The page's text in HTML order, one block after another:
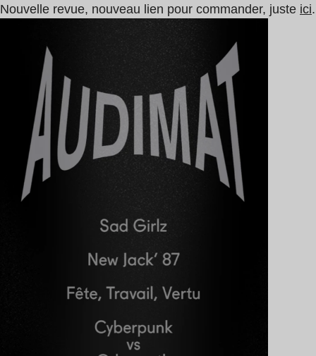
Nouvelle revue, nouveau lien pour commander, juste ici.